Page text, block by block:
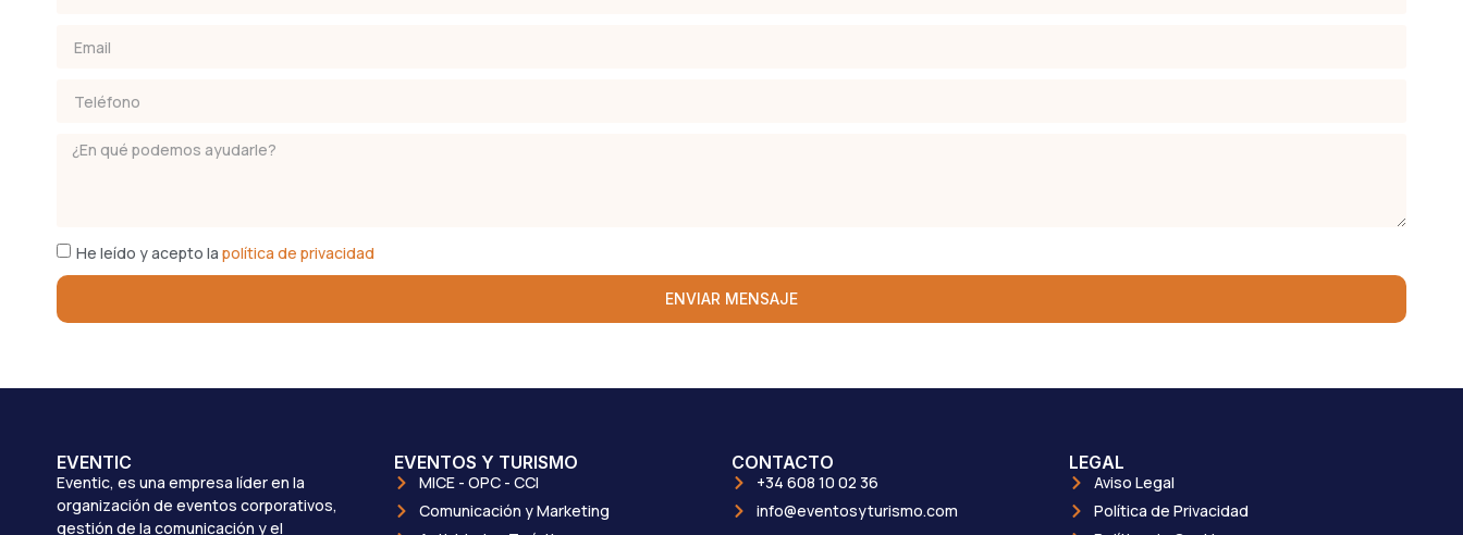
He leído y acepto la política de privacidad
ENVIAR MENSAJE
EVENTIC
Eventic, es una empresa líder en la
organización de eventos corporativos,
gestión de la comunicación y el
EVENTOS Y TURISMO
MICE - OPC - CCI
Comunicación y Marketing
CONTACTO
+34 608 10 02 36
info@eventosyturismo.com
LEGAL
Aviso Legal
Política de Privacidad